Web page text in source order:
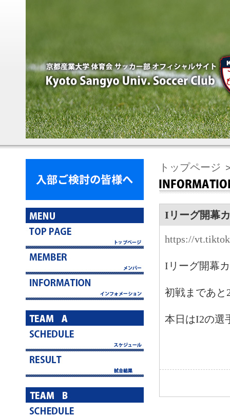
トップページ
Iリーグ開幕
https://
Iリーグ開幕
初戦まであと
本日はI2の選